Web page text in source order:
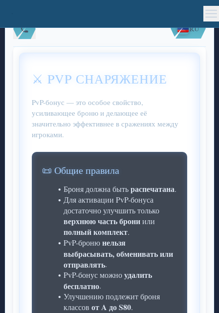
RU
⚔️ PVP СНАРЯЖЕНИЕ
PvP-бонус — это особое свойство,
усиливающее броню и делающее её
значительно эффективнее в сражениях между
игроками.
📜 Общие правила
Броня должна бытьраспечатана.
Для активации PvP-бонуса
достаточно улучшить только
верхнюю часть брониили
полный комплект.
PvP-бронюнельзя
выбрасывать, обменивать или
отправлять.
PvP-бонус можноудалить
бесплатно.
Улучшению подлежит броня
классов от A до S80.